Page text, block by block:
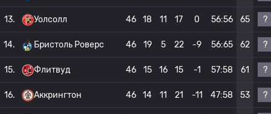
13. Уолсолл 46 18 11 17 0 56:56 65 ?
14. Бристоль Роверс 46 19 5 22 -9 56:65 62 ?
15. Флитвуд 46 15 16 15 -1 57:58 61 ?
16. Аккрингтон 46 14 11 21 -11 47:58 53 ?